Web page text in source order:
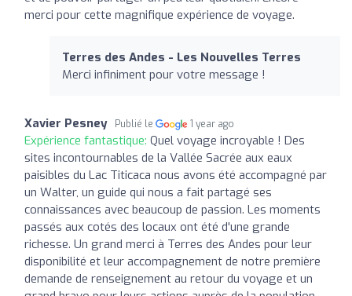
merci pour cette magnifique expérience de voyage.
Terres des Andes - Les Nouvelles Terres
Merci infiniment pour votre message !
Xavier Pesney Publié le 1 year ago
Expérience fantastique: Quel voyage incroyable ! Des
sites incontournables de la Vallée Sacrée aux eaux
paisibles du Lac Titicaca nous avons été accompagné par
un Walter, un guide qui nous a fait partagé ses
connaissances avec beaucoup de passion. Les moments
passés aux cotés des locaux ont été d'une grande
richesse. Un grand merci à Terres des Andes pour leur
disponibilité et leur accompagnement de notre première
demande de renseignement au retour du voyage et un